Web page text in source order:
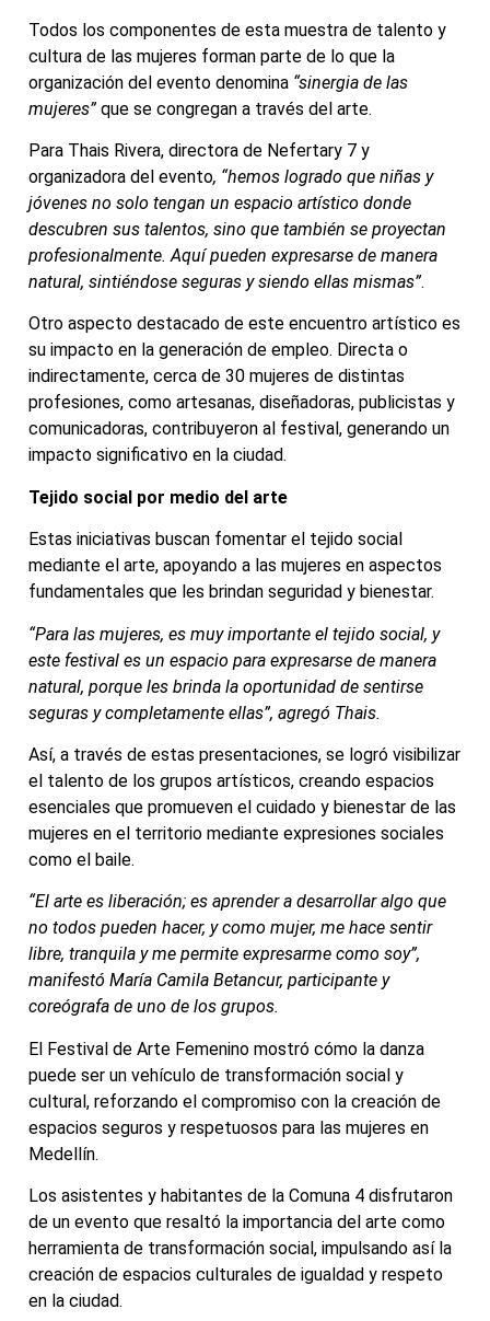
Todos los componentes de esta muestra de talento y
cultura de las mujeres forman parte de lo que la
organización del evento denomina “sinergia de las
mujeres”que se congregan a través del arte.
Para Thais Rivera, directora de Nefertary 7 y
organizadora del evento, “hemos logrado que niñas y
jóvenes no solo tengan un espacio artístico donde
descubren sus talentos, sino que también se proyectan
profesionalmente. Aquí pueden expresarse de manera
natural, sintiéndose seguras y siendo ellas mismas”.
Otro aspecto destacado de este encuentro artístico es
su impacto en la generación de empleo. Directa o
indirectamente, cerca de 30 mujeres de distintas
profesiones, como artesanas, diseñadoras, publicistas y
comunicadoras, contribuyeron al festival, generando un
impacto significativo en la ciudad.
Tejido social por medio del arte
Estas iniciativas buscan fomentar el tejido social
mediante el arte, apoyando a las mujeres en aspectos
fundamentales que les brindan seguridad y bienestar.
“Para las mujeres, es muy importante el tejido social, y
este festival es un espacio para expresarse de manera
natural, porque les brinda la oportunidad de sentirse
seguras y completamente ellas”, agregó Thais.
Así, a través de estas presentaciones, se logró visibilizar
el talento de los grupos artísticos, creando espacios
esenciales que promueven el cuidado y bienestar de las
mujeres en el territorio mediante expresiones sociales
como el baile.
“El arte es liberación; es aprender a desarrollar algo que
no todos pueden hacer, y como mujer, me hace sentir
libre, tranquila y me permite expresarme como soy”,
manifestó María Camila Betancur, participante y
coreógrafa de uno de los grupos.
El Festival de Arte Femenino mostró cómo la danza
puede ser un vehículo de transformación social y
cultural, reforzando el compromiso con la creación de
espacios seguros y respetuosos para las mujeres en
Medellín.
Los asistentes y habitantes de la Comuna 4 disfrutaron
de un evento que resaltó la importancia del arte como
herramienta de transformación social, impulsando así la
creación de espacios culturales de igualdad y respeto
en la ciudad.